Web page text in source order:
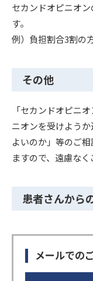
セカンドオピニオ
す。
例）負担割合3割の
その他
「セカンドオピニ
ニオンを受けよう
よいのか」等のご
ますので、遠慮なく
患者さんから
メールでの